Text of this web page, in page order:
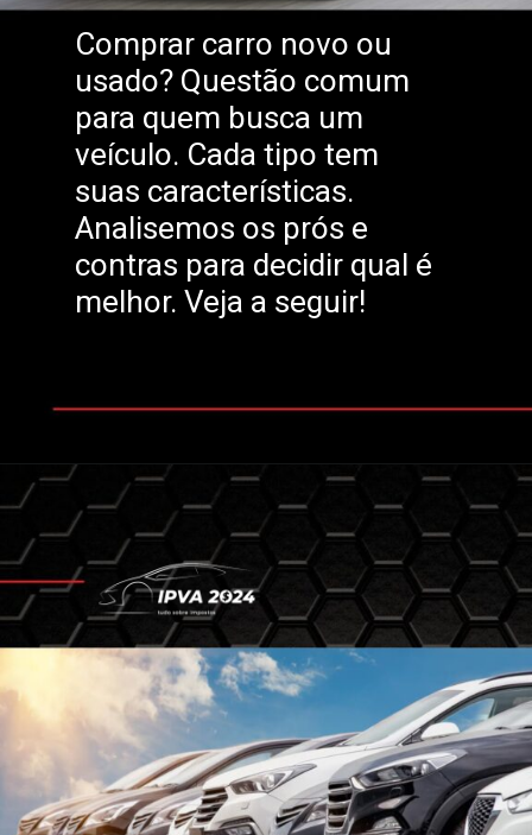
Comprar carro novo ou
usado? Questão comum
para quem busca um
veículo. Cada tipo tem
suas características.
Analisemos os prós e
contras para decidir qual é
melhor. Veja a seguir!